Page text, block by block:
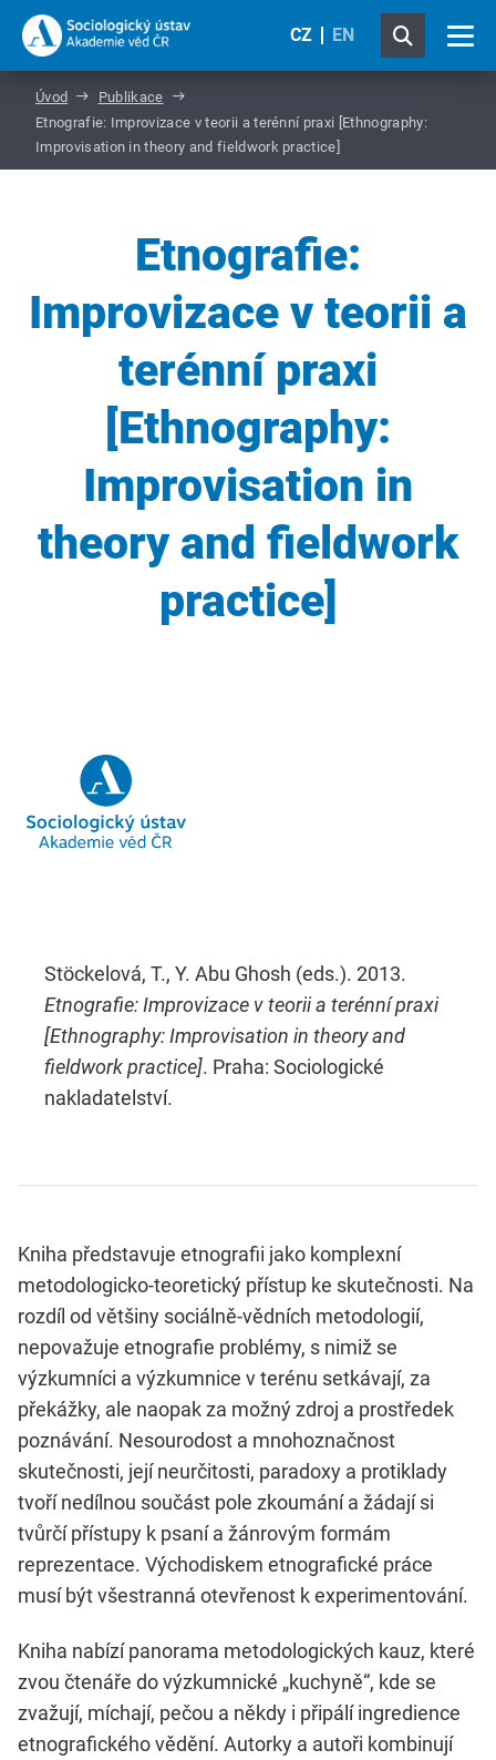
CZ EN
Úvod
Publikace
Etnografie: Improvizace v teorii a terénní praxi [Ethnography:
Improvisation in theory and fieldwork practice]
Etnografie:
Improvizace v teorii a
terénní praxi
[Ethnography:
Improvisation in
theory and fieldwork
practice]
Stöckelová, T., Y. Abu Ghosh (eds.). 2013.
Etnografie: Improvizace v teorii a terénní praxi
[Ethnography: Improvisation in theory and
fieldwork practice]. Praha: Sociologické
nakladatelství.
Kniha představuje etnografii jako komplexní
metodologicko-teoretický přístup ke skutečnosti. Na
rozdíl od většiny sociálně-vědních metodologií,
nepovažuje etnografie problémy, s nimiž se
výzkumníci a výzkumnice v terénu setkávají, za
překážky, ale naopak za možný zdroj a prostředek
poznávání. Nesourodost a mnohoznačnost
skutečnosti, její neurčitosti, paradoxy a protiklady
tvoří nedílnou součást pole zkoumání a žádají si
tvůrčí přístupy k psaní a žánrovým formám
reprezentace. Východiskem etnografické práce
musí být všestranná otevřenost k experimentování.
Kniha nabízí panorama metodologických kauz, které
zvou čtenáře do výzkumnické „kuchyně“, kde se
zvažují, míchají, pečou a někdy i připálí ingredience
etnografického vědění. Autorky a autoři kombinují